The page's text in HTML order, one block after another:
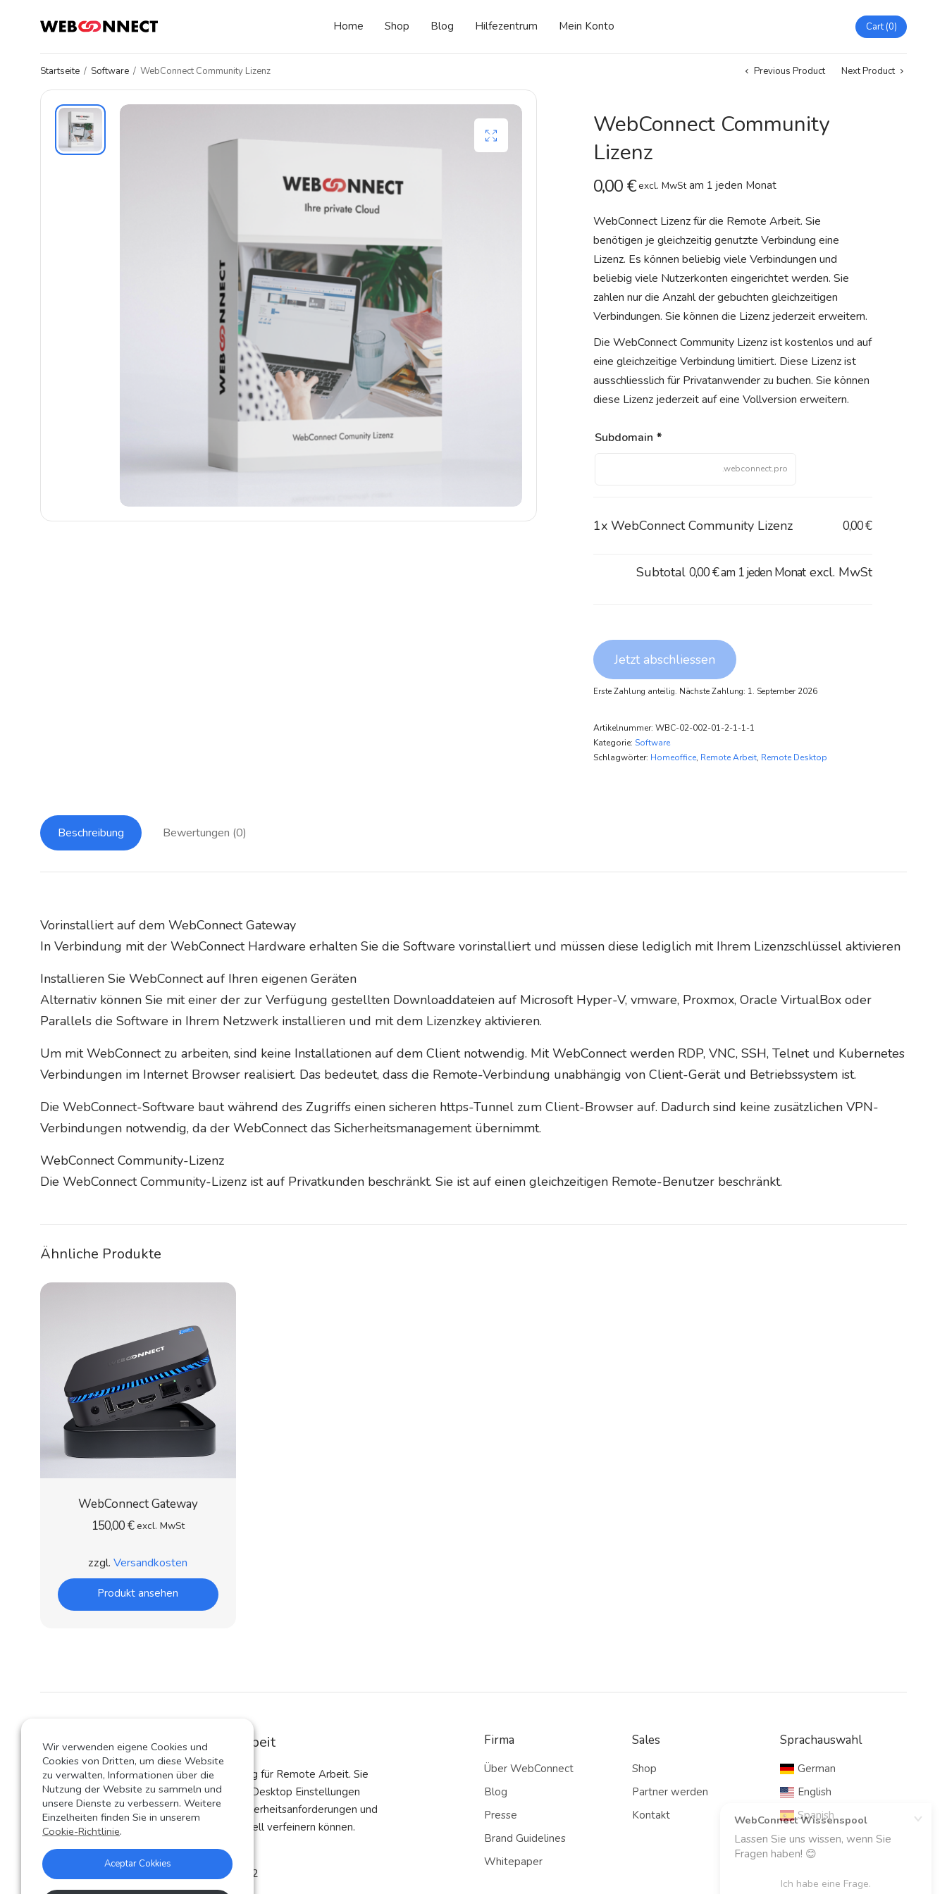
Home Shop Blog Hilfezentrum Mein Konto Cart 0
Startseite / Software / WebConnect Community Lizenz Previous Product Next Product
WebConnect Community
Lizenz
0,00€ excl. MwSt am 1 jeden Monat
WebConnect Lizenz für die Remote Arbeit. Sie
benötigen je gleichzeitig genutzte Verbindung eine
Lizenz. Es können beliebig viele Verbindungen und
beliebig viele Nutzerkonten eingerichtet werden. Sie
zahlen nur die Anzahl der gebuchten gleichzeitigen
Verbindungen. Sie können die Lizenz jederzeit erweitern.
Die WebConnect Community Lizenz ist kostenlos und auf
eine gleichzeitige Verbindung limitiert. Diese Lizenz ist
ausschliesslich für Privatanwender zu buchen. Sie können
diese Lizenz jederzeit auf eine Vollversion erweitern.
Subdomain *
1x WebConnect Community Lizenz 0,00 €
Subtotal0,00 €am 1 jeden Monatexcl. MwSt
Jetzt abschliessen
Erste Zahlung anteilig. Nächste Zahlung: 1. September 2026
Artikelnummer: WBC-02-002-01-2-1-1-1
Kategorie: Software
Schlagwörter: Homeoffice, Remote Arbeit, Remote Desktop
Beschreibung Bewertungen (0)
Vorinstalliert auf dem WebConnect Gateway
In Verbindung mit der WebConnect Hardware erhalten Sie die Software vorinstalliert und müssen diese lediglich mit Ihrem Lizenzschlüssel aktivieren
Installieren Sie WebConnect auf Ihren eigenen Geräten
Alternativ können Sie mit einer der zur Verfügung gestellten Downloaddateien auf Microsoft Hyper-V, vmware, Proxmox, Oracle VirtualBox oder
Parallels die Software in Ihrem Netzwerk installieren und mit dem Lizenzkey aktivieren.
Um mit WebConnect zu arbeiten, sind keine Installationen auf dem Client notwendig. Mit WebConnect werden RDP, VNC, SSH, Telnet und Kubernetes
Verbindungen im Internet Browser realisiert. Das bedeutet, dass die Remote-Verbindung unabhängig von Client-Gerät und Betriebssystem ist.
Die WebConnect-Software baut während des Zugriffs einen sicheren https-Tunnel zum Client-Browser auf. Dadurch sind keine zusätzlichen VPN-
Verbindungen notwendig, da der WebConnect das Sicherheitsmanagement übernimmt.
WebConnect Community-Lizenz
Die WebConnect Community-Lizenz ist auf Privatkunden beschränkt. Sie ist auf einen gleichzeitigen Remote-Benutzer beschränkt.
Ähnliche Produkte
WebConnect Gateway
150,00€ excl. MwSt
zzgl.Versandkosten
Produkt ansehen
Lösungen für Remote Arbeit
WebConnect ist die ideale Lösung für Remote Arbeit. Sie
bietet eine Vielzahl von Remote Desktop Einstellungen
(RDP), mit denen Firmen ihre Sicherheitsanforderungen und
Rollen-Rechte-Konzepte individuell verfeinern können.
WebConnect World SL
Carretera San Jerónimo 15 / Piso 2
E 28014 Madrid / España
Firma
Über WebConnect
Blog
Presse
Brand Guidelines
Whitepaper
Sales
Shop
Partner werden
Kontakt
Sprachauswahl
German
English
Spanish
Wir verwenden eigene Cookies und
Cookies von Dritten, um diese Website
zu verwalten, Informationen über die
Nutzung der Website zu sammeln und
unsere Dienste zu verbessern. Weitere
Einzelheiten finden Sie in unserem
Cookie-Richtlinie.
Aceptar Cokkies